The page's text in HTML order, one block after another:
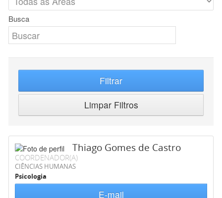
Busca
Filtrar
Limpar Filtros
Thiago Gomes de Castro
COORDENADOR(A)
CIÊNCIAS HUMANAS
Psicologia
E-mail